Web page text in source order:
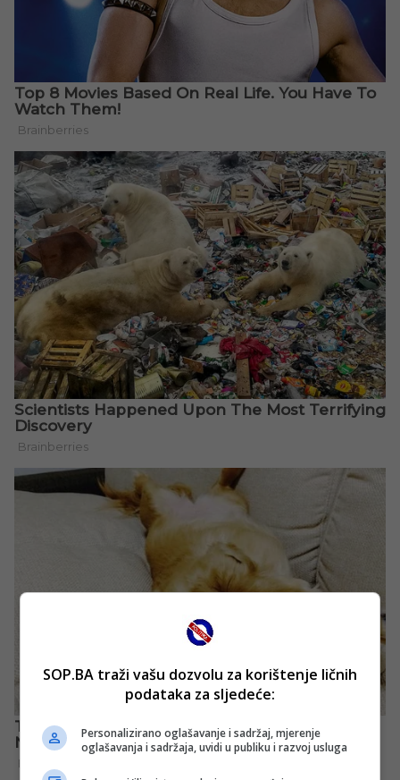
SOP.BA traži vašu dozvolu za korištenje ličnih
podataka za sljedeće:
Personalizirano oglašavanje i sadržaj, mjerenje
oglašavanja i sadržaja, uvidi u publiku i razvoj usluga